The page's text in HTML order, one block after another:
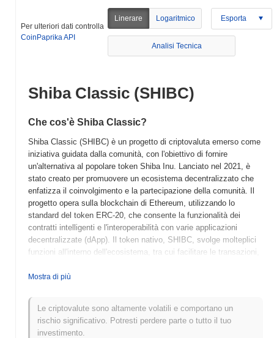
Per ulteriori dati controlla
CoinPaprika API
Linerare Logaritmico Esporta
Analisi Tecnica
Shiba Classic (SHIBC)
Che cos'è Shiba Classic?
Shiba Classic (SHIBC) è un progetto di criptovaluta emerso come
iniziativa guidata dalla comunità, con l'obiettivo di fornire
un'alternativa al popolare token Shiba Inu. Lanciato nel 2021, è
stato creato per promuovere un ecosistema decentralizzato che
enfatizza il coinvolgimento e la partecipazione della comunità. Il
progetto opera sulla blockchain di Ethereum, utilizzando lo
standard del token ERC-20, che consente la funzionalità dei
contratti intelligenti e l'interoperabilità con varie applicazioni
decentralizzate (dApp). Il token nativo, SHIBC, svolge molteplici
funzioni all'interno dell'ecosistema, tra cui facilitare le transazioni,
Shiba Classic si distingue per il suo focus sul coinvolgimento
friendly sia per i nuovi utenti che per quelli esperti di criptovalute.
Questa enfasi sullo sviluppo e sul coinvolgimento guidati dalla
comunità posiziona Shiba Classic come un attore notevole nel
Mostra di più
Le criptovalute sono altamente volatili e comportano un
rischio significativo. Potresti perdere parte o tutto il tuo
investimento.